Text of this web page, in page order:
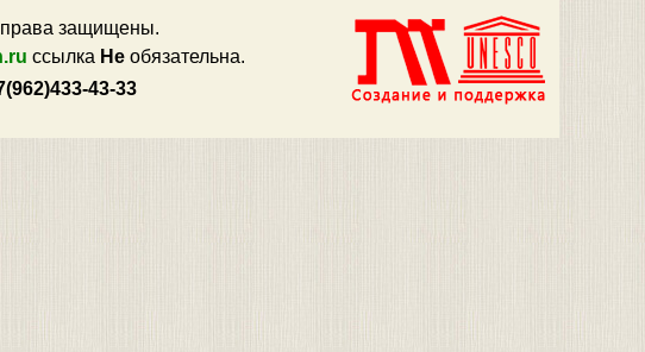
защищены.
ссылка Не обязательна.
43-33